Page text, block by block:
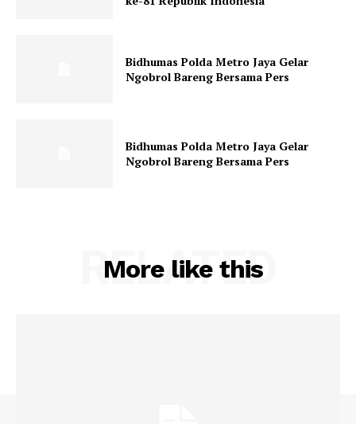
Bidhumas Polda Metro Jaya Gelar
Ngobrol Bareng Bersama Pers
Bidhumas Polda Metro Jaya Gelar
Ngobrol Bareng Bersama Pers
More like this
RELATED